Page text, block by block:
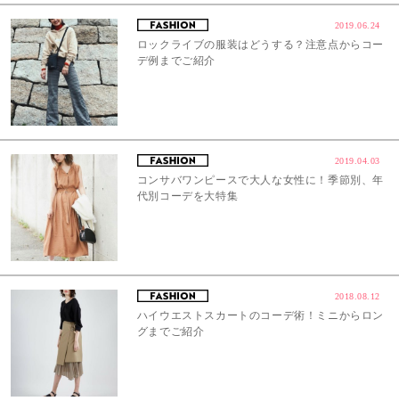
2019.06.24
ロックライブの服装はどうする？注意点からコー
デ例までご紹介
2019.04.03
コンサバワンピースで大人な女性に！季節別、年
代別コーデを大特集
2018.08.12
ハイウエストスカートのコーデ術！ミニからロン
グまでご紹介